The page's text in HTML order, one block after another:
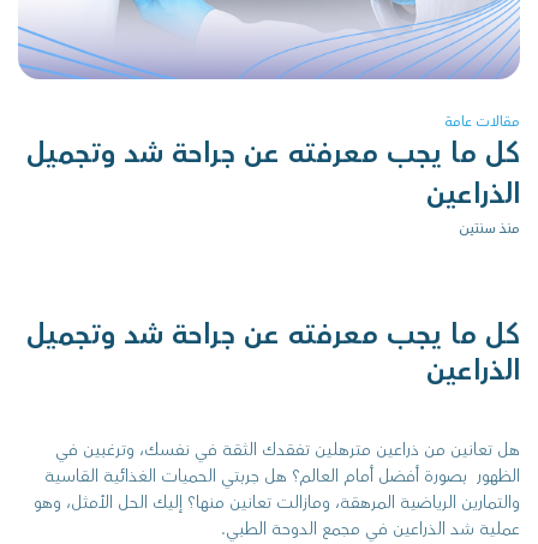
مقالات عامة
كل ما يجب معرفته عن جراحة شد وتجميل
الذراعين
منذ سنتين
كل ما يجب معرفته عن جراحة شد وتجميل
الذراعين
هل تعانين من ذراعين مترهلين تفقدك الثقة في نفسك، وترغبين في
الظهور بصورة أفضل أمام العالم؟ هل جربتي الحميات الغذائية القاسية
والتمارين الرياضية المرهقة، ومازالت تعانين منها؟ إليك الحل الأمثل، وهو
عملية شد الذراعين في مجمع الدوحة الطبي.